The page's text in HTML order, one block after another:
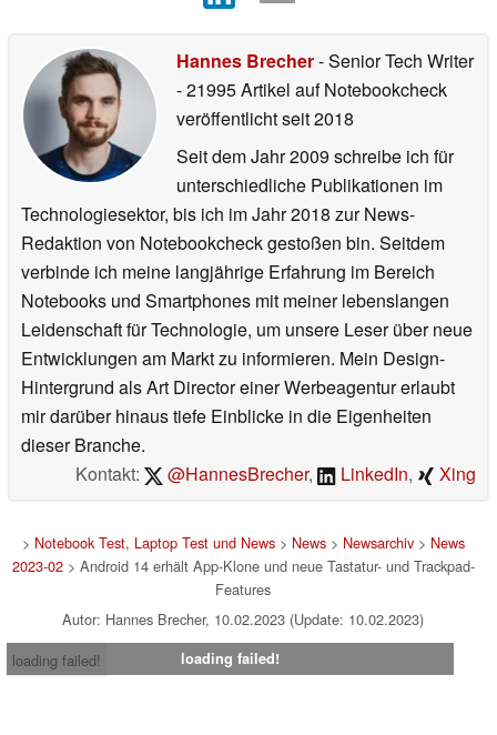
Hannes Brecher- Senior Tech Writer
- 21995 Artikel auf Notebookcheck
veröffentlichtseit 2018
Seit dem Jahr 2009 schreibe ich für
unterschiedliche Publikationen im
Technologiesektor, bis ich im Jahr 2018 zur News-
Redaktion von Notebookcheck gestoßen bin. Seitdem
verbinde ich meine langjährige Erfahrung im Bereich
Notebooks und Smartphones mit meiner lebenslangen
Leidenschaft für Technologie, um unsere Leser über neue
Entwicklungen am Markt zu informieren. Mein Design-
Hintergrund als Art Director einer Werbeagentur erlaubt
mir darüber hinaus tiefe Einblicke in die Eigenheiten
dieser Branche.
Kontakt:
@HannesBrecher, LinkedIn, Xing
> Notebook Test, Laptop Test und News> News> Newsarchiv> News
2023-02> Android 14 erhält App-Klone und neue Tastatur- und Trackpad-
Features
Autor: Hannes Brecher, 10.02.2023 (Update: 10.02.2023)
loading failed!
loading failed!